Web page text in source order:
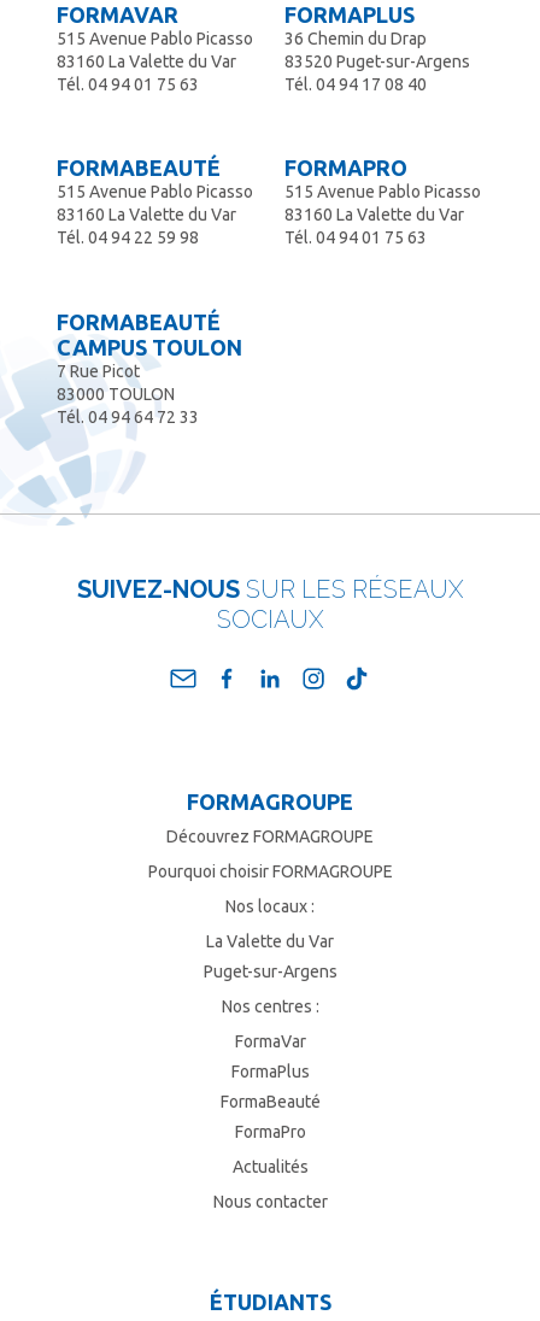
FORMAVAR
515 Avenue Pablo Picasso
83160 La Valette du Var
Tél. 04 94 01 75 63
FORMAPLUS
36 Chemin du Drap
83520 Puget-sur-Argens
Tél. 04 94 17 08 40
FORMABEAUTÉ
515 Avenue Pablo Picasso
83160 La Valette du Var
Tél. 04 94 22 59 98
FORMAPRO
515 Avenue Pablo Picasso
83160 La Valette du Var
Tél. 04 94 01 75 63
FORMABEAUTÉ
CAMPUS TOULON
7 Rue Picot
83000 TOULON
Tél. 04 94 64 72 33
SUIVEZ-NOUS SUR LES RÉSEAUX
SOCIAUX
FORMAGROUPE
Découvrez FORMAGROUPE
Pourquoi choisir FORMAGROUPE
Nos locaux :
La Valette du Var
Puget-sur-Argens
Nos centres :
FormaVar
FormaPlus
FormaBeauté
FormaPro
Actualités
Nous contacter
ÉTUDIANTS